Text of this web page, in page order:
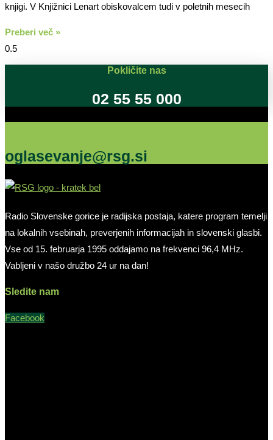
knjigi. V Knjižnici Lenart obiskovalcem tudi v poletnih mesecih
Preberi več »
Pokličite nas
02 55 55 000
oglasevanje@rsg.si
Radio Slovenske gorice je radijska postaja, katere program temelji
na lokalnih vsebinah, preverjenih informacijah in slovenski glasbi.
Vse od 15. februarja 1995 oddajamo na frekvenci 96,4 MHz.
Vabljeni v našo družbo 24 ur na dan!
Sledite nam
Facebook